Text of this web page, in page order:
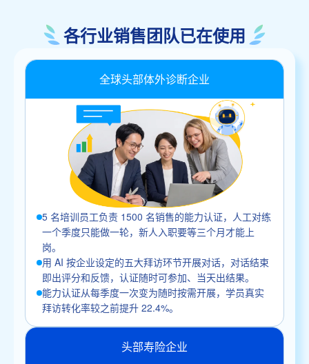
各行业销售团队已在使用
全球头部体外诊断企业
5 名培训员工负责 1500 名销售的能力认证，人工对练
一个季度只能做一轮，新人入职要等三个月才能上
岗。
用 AI 按企业设定的五大拜访环节开展对话，对话结束
即出评分和反馈，认证随时可参加、当天出结果。
能力认证从每季度一次变为随时按需开展，学员真实
拜访转化率较之前提升 22.4%。
头部寿险企业